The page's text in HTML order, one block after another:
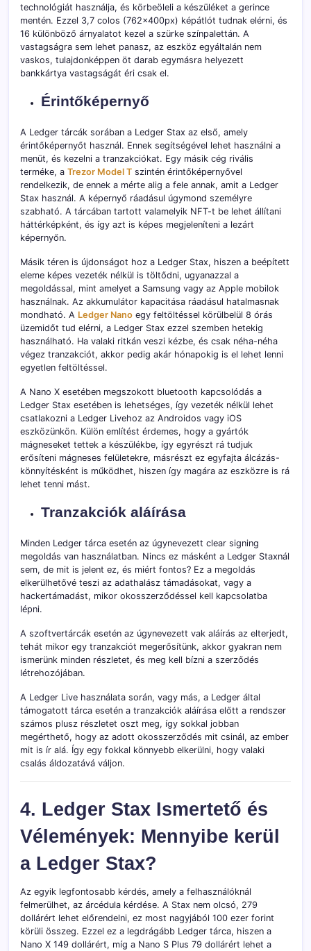
technológiát használja, és körbeöleli a készüléket a gerince
mentén. Ezzel 3,7 colos (762x400px) képátlót tudnak elérni, és
16 különböző árnyalatot kezel a szürke színpalettán. A
vastagságra sem lehet panasz, az eszköz egyáltalán nem
vaskos, tulajdonképpen öt darab egymásra helyezett
bankkártya vastagságát éri csak el.
Érintőképernyő
A Ledger tárcák sorában a Ledger Stax az első, amely
érintőképernyőt használ. Ennek segítségével lehet használni a
menüt, és kezelni a tranzakciókat. Egy másik cég rivális
terméke, a Trezor Model T szintén érintőképernyővel
rendelkezik, de ennek a mérte alig a fele annak, amit a Ledger
Stax használ. A képernyő ráadásul úgymond személyre
szabható. A tárcában tartott valamelyik NFT-t be lehet állítani
háttérképként, és így azt is képes megjeleníteni a lezárt
képernyőn.
Másik téren is újdonságot hoz a Ledger Stax, hiszen a beépített
eleme képes vezeték nélkül is töltődni, ugyanazzal a
megoldással, mint amelyet a Samsung vagy az Apple mobilok
használnak. Az akkumulátor kapacitása ráadásul hatalmasnak
mondható. A Ledger Nano egy feltöltéssel körülbelül 8 órás
üzemidőt tud elérni, a Ledger Stax ezzel szemben hetekig
használható. Ha valaki ritkán veszi kézbe, és csak néha-néha
végez tranzakciót, akkor pedig akár hónapokig is el lehet lenni
egyetlen feltöltéssel.
A Nano X esetében megszokott bluetooth kapcsolódás a
Ledger Stax esetében is lehetséges, így vezeték nélkül lehet
csatlakozni a Ledger Livehoz az Androidos vagy iOS
eszközünkön. Külön említést érdemes, hogy a gyártók
mágneseket tettek a készülékbe, így egyrészt rá tudjuk
erősíteni mágneses felületekre, másrészt ez egyfajta álcázás-
könnyítésként is működhet, hiszen így magára az eszközre is rá
lehet tenni mást.
Tranzakciók aláírása
Minden Ledger tárca esetén az úgynevezett clear signing
megoldás van használatban. Nincs ez másként a Ledger Staxnál
sem, de mit is jelent ez, és miért fontos? Ez a megoldás
elkerülhetővé teszi az adathalász támadásokat, vagy a
hackertámadást, mikor okosszerződéssel kell kapcsolatba
lépni.
A szoftvertárcák esetén az úgynevezett vak aláírás az elterjedt,
tehát mikor egy tranzakciót megerősítünk, akkor gyakran nem
ismerünk minden részletet, és meg kell bízni a szerződés
létrehozójában.
A Ledger Live használata során, vagy más, a Ledger által
támogatott tárca esetén a tranzakciók aláírása előtt a rendszer
számos plusz részletet oszt meg, így sokkal jobban
megérthető, hogy az adott okosszerződés mit csinál, az ember
mit is ír alá. Így egy fokkal könnyebb elkerülni, hogy valaki
csalás áldozatává váljon.
4. Ledger Stax Ismertető és
Vélemények: Mennyibe kerül
a Ledger Stax?
Az egyik legfontosabb kérdés, amely a felhasználóknál
felmerülhet, az árcédula kérdése. A Stax nem olcsó, 279
dollárért lehet előrendelni, ez most nagyjából 100 ezer forint
körüli összeg. Ezzel ez a legdrágább Ledger tárca, hiszen a
Nano X 149 dollárért, míg a Nano S Plus 79 dollárért lehet a